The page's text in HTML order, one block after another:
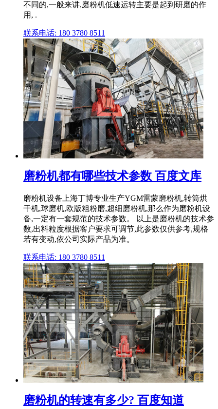
不同的,一般来讲,磨粉机低速运转主要是起到研磨的作
用, .
联系电话: 180 3780 8511
磨粉机都有哪些技术参数 百度文库
磨粉机设备上海丁博专业生产YGM雷蒙磨粉机,转筒烘
干机,球磨机,欧版粗粉磨,超细磨粉机,那么作为磨粉机设
备,一定有一套规范的技术参数。 以上是磨粉机的技术参
数,出料粒度根据客户要求可调节,此参数仅供参考,规格
若有变动,依公司实际产品为准。
联系电话: 180 3780 8511
磨粉机的转速有多少? 百度知道